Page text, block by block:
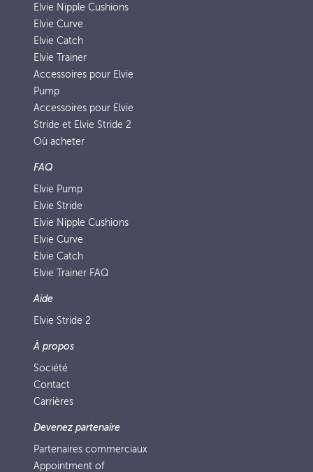
Elvie Nipple Cushions
Elvie Curve
Elvie Catch
Elvie Trainer
Accessoires pour Elvie
Pump
Accessoires pour Elvie
Stride et Elvie Stride 2
Où acheter
FAQ
Elvie Pump
Elvie Stride
Elvie Nipple Cushions
Elvie Curve
Elvie Catch
Elvie Trainer FAQ
Aide
Elvie Stride 2
À propos
Société
Contact
Carrières
Devenez partenaire
Partenaires commerciaux
Appointment of